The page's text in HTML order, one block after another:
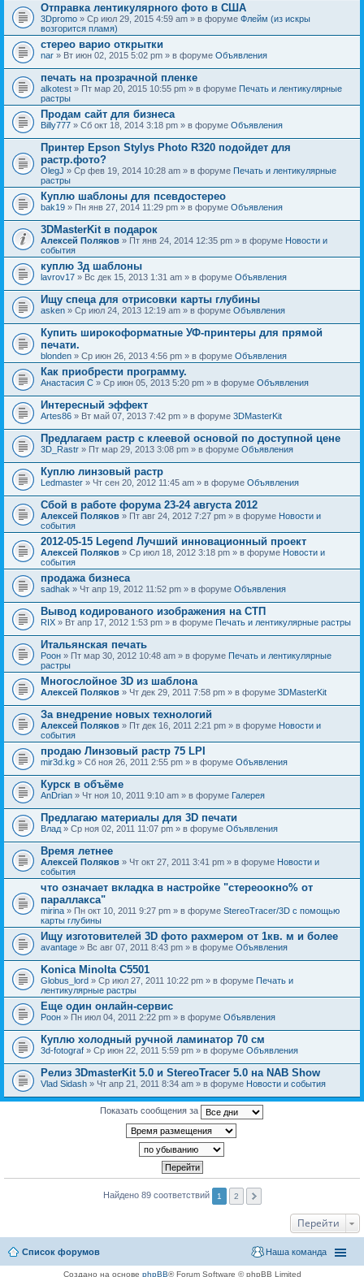
Отправка лентикулярного фото в США
3Dpromo » Ср июл 29, 2015 4:59 am » в форуме Флейм (из искры
возгорится пламя)
стерео варио открытки
nar » Вт июн 02, 2015 5:02 pm » в форуме Объявления
печать на прозрачной пленке
alkotest » Пт мар 20, 2015 10:55 pm » в форуме Печать и лентикулярные
растры
Продам сайт для бизнеса
Billy777 » Сб окт 18, 2014 3:18 pm » в форуме Объявления
Принтер Epson Stylys Photo R320 подойдет для
растр.фото?
OlegJ » Ср фев 19, 2014 10:28 am » в форуме Печать и лентикулярные
растры
Куплю шаблоны для псевдостерео
bak19 » Пн янв 27, 2014 11:29 pm » в форуме Объявления
3DMasterKit в подарок
Алексей Поляков » Пт янв 24, 2014 12:35 pm » в форуме Новости и
события
куплю 3д шаблоны
lavrov17 » Вс дек 15, 2013 1:31 am » в форуме Объявления
Ищу спеца для отрисовки карты глубины
asken » Ср июл 24, 2013 12:19 am » в форуме Объявления
Купить широкоформатные УФ-принтеры для прямой
печати.
blonden » Ср июн 26, 2013 4:56 pm » в форуме Объявления
Как приобрести программу.
Анастасия С » Ср июн 05, 2013 5:20 pm » в форуме Объявления
Интересный эффект
Artes86 » Вт май 07, 2013 7:42 pm » в форуме 3DMasterKit
Предлагаем растр с клеевой основой по доступной цене
3D_Rastr » Пт мар 29, 2013 3:08 pm » в форуме Объявления
Куплю линзовый растр
Ledmaster » Чт сен 20, 2012 11:45 am » в форуме Объявления
Сбой в работе форума 23-24 августа 2012
Алексей Поляков » Пт авг 24, 2012 7:27 pm » в форуме Новости и
события
2012-05-15 Legend Лучший инновационный проект
Алексей Поляков » Ср июл 18, 2012 3:18 pm » в форуме Новости и
события
продажа бизнеса
sadhak » Чт апр 19, 2012 11:52 pm » в форуме Объявления
Вывод кодированого изображения на СТП
RIX » Вт апр 17, 2012 1:53 pm » в форуме Печать и лентикулярные растры
Итальянская печать
Pоон » Пт мар 30, 2012 10:48 am » в форуме Печать и лентикулярные
растры
Многослойное 3D из шаблона
Алексей Поляков » Чт дек 29, 2011 7:58 pm » в форуме 3DMasterKit
За внедрение новых технологий
Алексей Поляков » Пт дек 16, 2011 2:21 pm » в форуме Новости и
события
продаю Линзовый растр 75 LPI
mir3d.kg » Сб ноя 26, 2011 2:55 pm » в форуме Объявления
Курск в объёме
AnDrian » Чт ноя 10, 2011 9:10 am » в форуме Галерея
Предлагаю материалы для 3D печати
Влад » Ср ноя 02, 2011 11:07 pm » в форуме Объявления
Время летнее
Алексей Поляков » Чт окт 27, 2011 3:41 pm » в форуме Новости и
события
что означает вкладка в настройке "стереоокно% от
параллакса"
mirina » Пн окт 10, 2011 9:27 pm » в форуме StereoTracer/3D с помощью
карты глубины
Ищу изготовителей 3D фото рахмером от 1кв. м и более
avantage » Вс авг 07, 2011 8:43 pm » в форуме Объявления
Konica Minolta C5501
Globus_lord » Ср июл 27, 2011 10:22 pm » в форуме Печать и
лентикулярные растры
Еще один онлайн-сервис
Pоон » Пн июл 04, 2011 2:22 pm » в форуме Объявления
Куплю холодный ручной ламинатор 70 см
3d-fotograf » Ср июн 22, 2011 5:59 pm » в форуме Объявления
Релиз 3DmasterKit 5.0 и StereoTracer 5.0 на NAB Show
Vlad Sidash » Чт апр 21, 2011 8:34 am » в форуме Новости и события
Показать сообщения за
Найдено 89 соответствий 1 2
Перейти
Список форумов Наша команда
Создано на основе phpBB® Forum Software © phpBB Limited